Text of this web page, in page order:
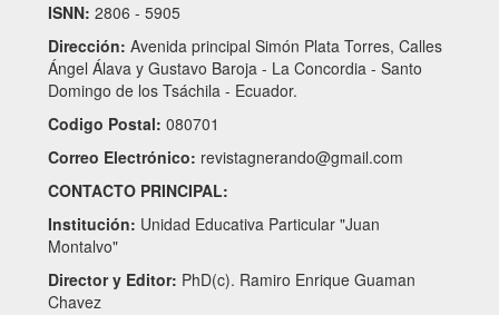
ISNN: 2806 - 5905
Dirección: Avenida principal Simón Plata Torres, Calles
Ángel Álava y Gustavo Baroja - La Concordia - Santo
Domingo de los Tsáchila - Ecuador.
Codigo Postal: 080701
Correo Electrónico: revistagnerando@gmail.com
CONTACTO PRINCIPAL:
Institución: Unidad Educativa Particular "Juan
Montalvo"
Director y Editor: PhD(c). Ramiro Enrique Guaman
Chavez